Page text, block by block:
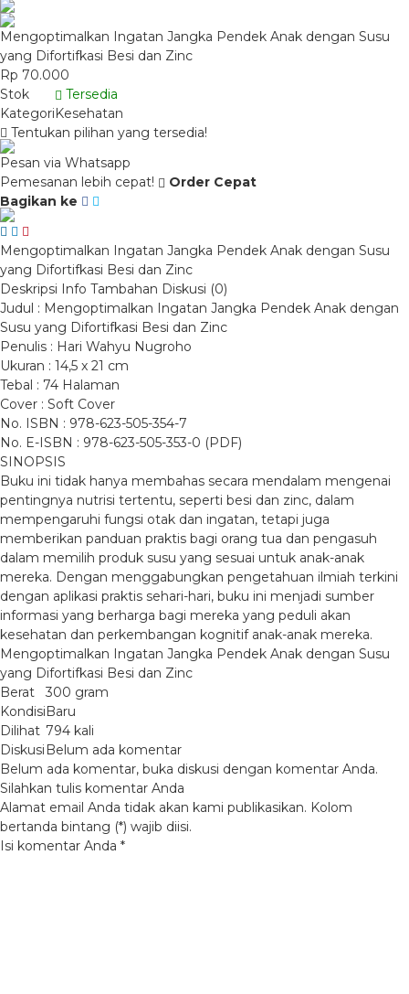
Mengoptimalkan Ingatan Jangka Pendek Anak dengan Susu
yang Difortifkasi Besi dan Zinc
Rp 70.000
Stok
Tersedia
KategoriKesehatan
Tentukan pilihan yang tersedia!
Pesan via Whatsapp
Pemesanan lebih cepat!
Order Cepat
Bagikan ke
Mengoptimalkan Ingatan Jangka Pendek Anak dengan Susu
yang Difortifkasi Besi dan Zinc
Deskripsi Info Tambahan Diskusi (0)
Judul : Mengoptimalkan Ingatan Jangka Pendek Anak dengan
Susu yang Difortifkasi Besi dan Zinc
Penulis : Hari Wahyu Nugroho
Ukuran : 14,5 x 21 cm
Tebal : 74 Halaman
Cover : Soft Cover
No. ISBN : 978-623-505-354-7
No. E-ISBN : 978-623-505-353-0 (PDF)
SINOPSIS
Buku ini tidak hanya membahas secara mendalam mengenai
pentingnya nutrisi tertentu, seperti besi dan zinc, dalam
mempengaruhi fungsi otak dan ingatan, tetapi juga
memberikan panduan praktis bagi orang tua dan pengasuh
dalam memilih produk susu yang sesuai untuk anak-anak
mereka. Dengan menggabungkan pengetahuan ilmiah terkini
dengan aplikasi praktis sehari-hari, buku ini menjadi sumber
informasi yang berharga bagi mereka yang peduli akan
kesehatan dan perkembangan kognitif anak-anak mereka.
Mengoptimalkan Ingatan Jangka Pendek Anak dengan Susu
yang Difortifkasi Besi dan Zinc
Berat
300 gram
KondisiBaru
Dilihat 794 kali
Diskusi Belum ada komentar
Belum ada komentar, buka diskusi dengan komentar Anda.
Silahkan tulis komentar Anda
Alamat email Anda tidak akan kami publikasikan. Kolom
bertanda bintang (*) wajib diisi.
Isi komentar Anda *